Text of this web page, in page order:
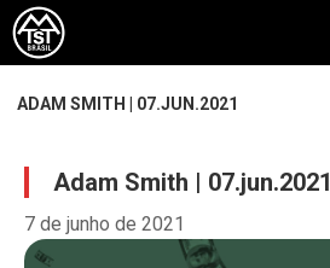
ADAM SMITH | 07.JUN.2021
Adam Smith | 07.jun.2021
7 de junho de 2021